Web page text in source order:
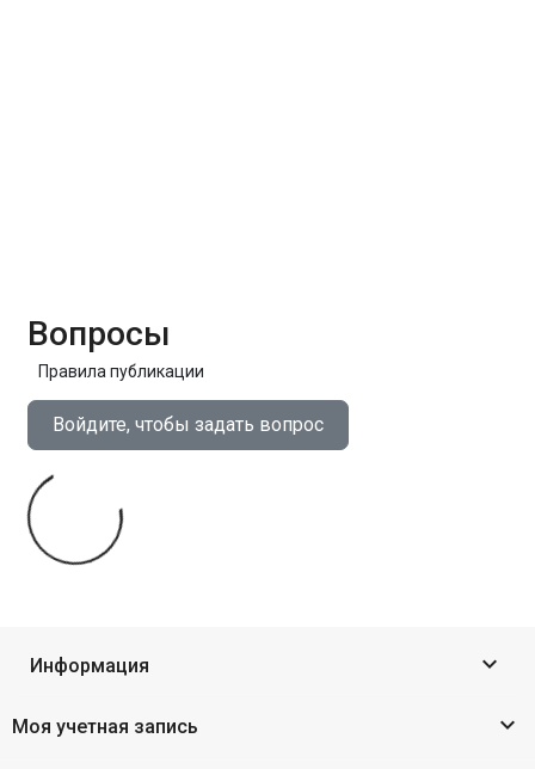
Вопросы
Правила публикации
Войдите, чтобы задать вопрос
Информация 
Моя учетная запись 